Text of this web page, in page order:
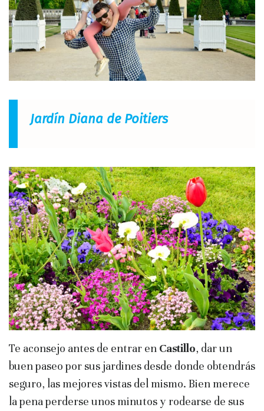
Jardín Diana de Poitiers
Te aconsejo antes de entrar en Castillo, dar un
buen paseo por sus jardines desde donde obtendrás
seguro, las mejores vistas del mismo. Bien merece
la pena perderse unos minutos y rodearse de sus